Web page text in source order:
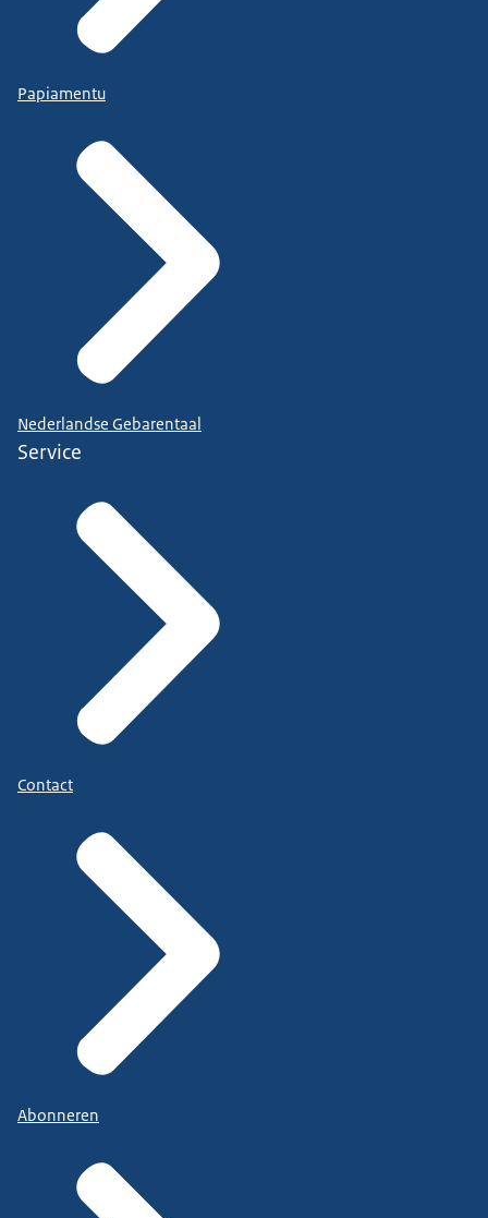
Papiamentu
Nederlandse Gebarentaal
Service
Contact
Abonneren